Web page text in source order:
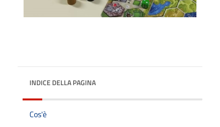
INDICE DELLA PAGINA
Cos'è